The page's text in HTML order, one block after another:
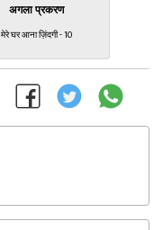
अगला प्रकरण
मेरे घर आना ज़िंदगी - 10